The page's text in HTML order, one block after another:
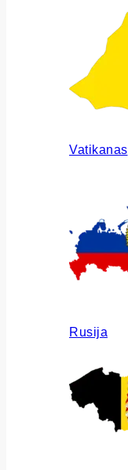
Vatikanas
Rusija